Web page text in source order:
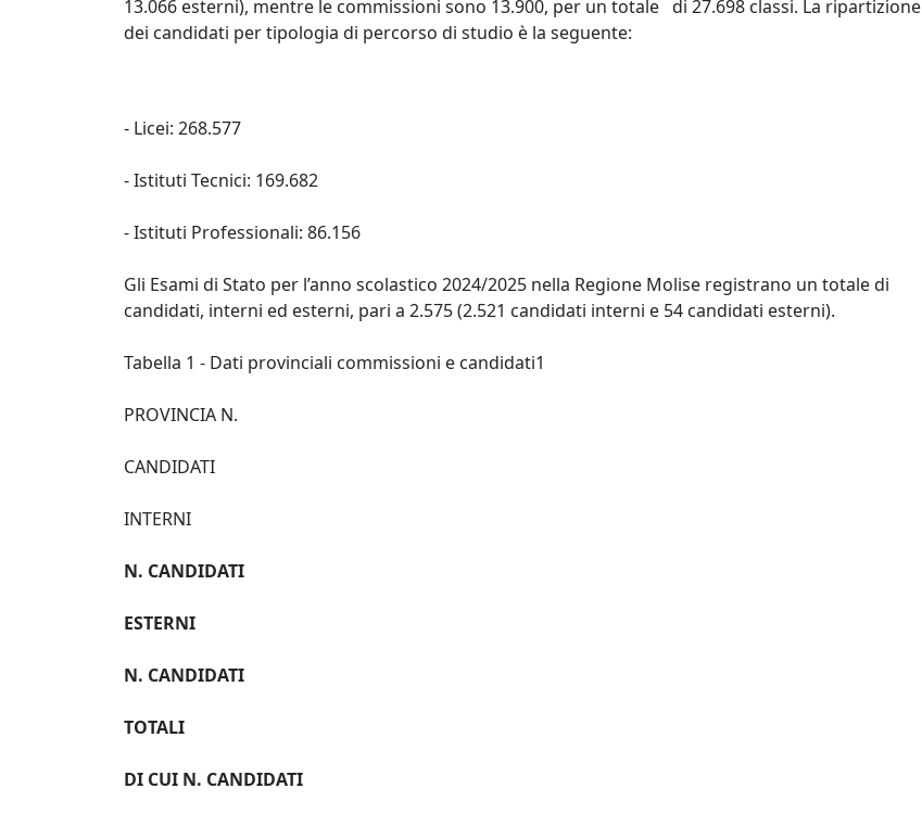
13.066 esterni), mentre le commissioni sono 13.900, per un totale di 27.698 classi. La ripartizione
dei candidati per tipologia di percorso di studio è la seguente:
- Licei: 268.577
- Istituti Tecnici: 169.682
- Istituti Professionali: 86.156
Gli Esami di Stato per l’anno scolastico 2024/2025 nella Regione Molise registrano un totale di
candidati, interni ed esterni, pari a 2.575 (2.521 candidati interni e 54 candidati esterni).
Tabella 1 - Dati provinciali commissioni e candidati1
PROVINCIA N.
CANDIDATI
INTERNI
N. CANDIDATI
ESTERNI
N. CANDIDATI
TOTALI
DI CUI N. CANDIDATI